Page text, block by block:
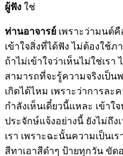
ผู้ฟัง ใช่
ท่านอาจารย์ เพราะว่ามนต์
เข้าใจสิ่งที่ได้ฟัง ไม่ต้องใช้
ถ้าไม่เข้าใจว่าเห็นไม่ใช่เรา
สามารถที่จะรู้ความจริงเป็น
เกิดได้ไหม เพราะว่าการละ
กำลังเห็นเดี๋ยวนี้แหละ เข้าใ
ประจักษ์แจ้งอย่างนี้ ยังไม่ถึ
เรา เพราะฉะนั้นความเป็นเ
สีทาเอาสีดำๆ ป้ายทุกวัน ขัด